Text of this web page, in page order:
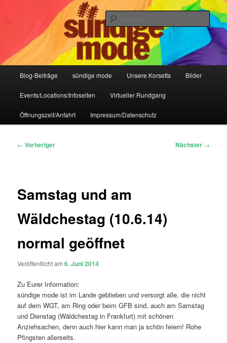
Sündige Mode Frankfurt
IHR Laden für Korsetts, Lifestyle-Mode, Club- und Dark-Wear seit 2004
Blog-Beiträge sündige mode Unsere Korsetts Bilder
Events/Locations/Infoseiten Virtueller Rundgang
Öffnungszeit/Anfahrt Impressum/Datenschutz
Beitragsnavigation
← Vorheriger Nächster →
Samstag und am
Wäldchestag (10.6.14)
normal geöffnet
Veröffentlicht am6. Juni 2014
Zu Eurer Information:
sündige mode ist im Lande geblieben und versorgt alle, die nicht
auf dem WGT, am Ring oder beim GFB sind, auch am Samstag
und Dienstag (Wäldchestag in Frankfurt) mit schönen
Anziehsachen, denn auch hier kann man ja schön feiern! Rohe
Pfingsten allerseits.